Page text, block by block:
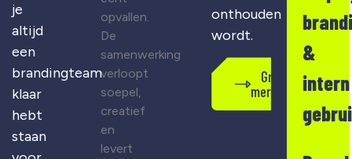
je
altijd
een
brandingteam
klaar
hebt
staan
opvallen.
De
samenwerking
verloopt
soepel,
creatief
en
levert
onthouden
wordt.
Gratis
merkscan
&
intern